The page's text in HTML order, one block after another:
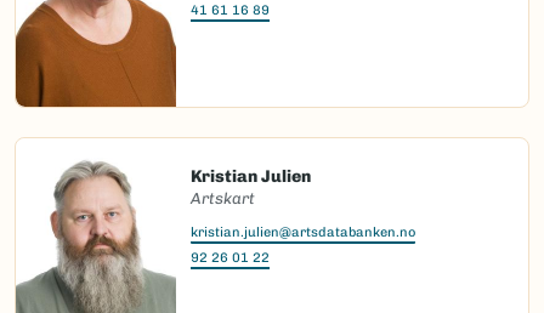
41 61 16 89
Kristian Julien
Artskart
kristian.julien@artsdatabanken.no
92 26 01 22